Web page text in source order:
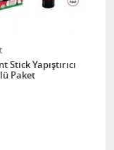
Stick Yapıştırıcı
Paket